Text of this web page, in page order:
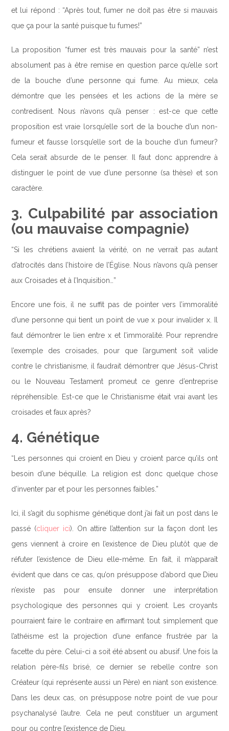
et lui répond : “Après tout, fumer ne doit pas être si mauvais
que ça pour la santé puisque tu fumes!”
La proposition “fumer est très mauvais pour la santé” n’est
absolument pas à être remise en question parce qu’elle sort
de la bouche d’une personne qui fume. Au mieux, cela
démontre que les pensées et les actions de la mère se
contredisent. Nous n’avons qu’à penser : est-ce que cette
proposition est vraie lorsqu’elle sort de la bouche d’un non-
fumeur et fausse lorsqu’elle sort de la bouche d’un fumeur?
Cela serait absurde de le penser. Il faut donc apprendre à
distinguer le point de vue d’une personne (sa thèse) et son
caractère.
3. Culpabilité par association
(ou mauvaise compagnie)
“Si les chrétiens avaient la vérité, on ne verrait pas autant
d’atrocités dans l’histoire de l’Église. Nous n’avons qu’à penser
aux Croisades et à l’Inquisition…”
Encore une fois, il ne suffit pas de pointer vers l’immoralité
d’une personne qui tient un point de vue x pour invalider x. Il
faut démontrer le lien entre x et l’immoralité. Pour reprendre
l’exemple des croisades, pour que l’argument soit valide
contre le christianisme, il faudrait démontrer que Jésus-Christ
ou le Nouveau Testament promeut ce genre d’entreprise
répréhensible. Est-ce que le Christianisme était vrai avant les
croisades et faux après?
4. Génétique
“Les personnes qui croient en Dieu y croient parce qu’ils ont
besoin d’une béquille. La religion est donc quelque chose
d’inventer par et pour les personnes faibles.”
Ici, il s’agit du sophisme génétique dont j’ai fait un post dans le
passé (cliquer ici). On attire l’attention sur la façon dont les
gens viennent à croire en l’existence de Dieu plutôt que de
réfuter l’existence de Dieu elle-même. En fait, il m’apparaît
évident que dans ce cas, qu’on présuppose d’abord que Dieu
n’existe pas pour ensuite donner une interprétation
psychologique des personnes qui y croient. Les croyants
pourraient faire le contraire en affirmant tout simplement que
l’athéisme est la projection d’une enfance frustrée par la
facette du père. Celui-ci a soit été absent ou abusif. Une fois la
relation père-fils brisé, ce dernier se rebelle contre son
Créateur (qui représente aussi un Père) en niant son existence.
Dans les deux cas, on présuppose notre point de vue pour
psychanalysé l’autre. Cela ne peut constituer un argument
pour ou contre l’existence de Dieu.